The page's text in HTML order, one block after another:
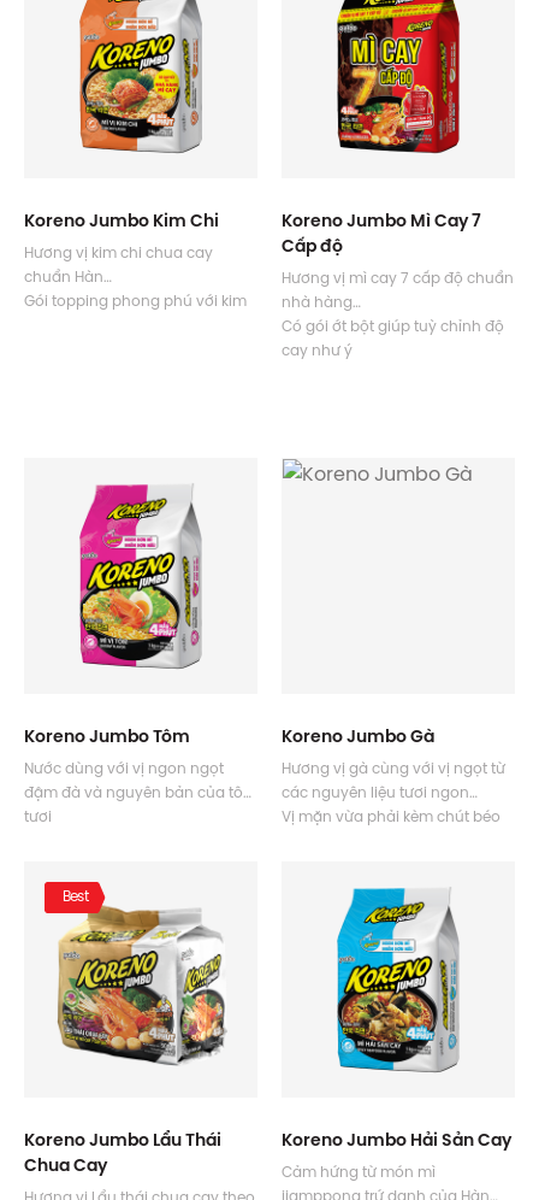
đến bùng cháy
Koreno Jumbo Kim Chi
Hương vị kim chi chua cay
chuẩn Hàn
Gói topping phong phú với kim
Koreno Jumbo Mì Cay 7
Cấp độ
Hương vị mì cay 7 cấp độ chuẩn
nhà hàng
Có gói ớt bột giúp tuỳ chỉnh độ
cay như ý
Koreno Jumbo Tôm
Nước dùng với vị ngon ngọt
đậm đà và nguyên bản của tôm
tươi
Koreno Jumbo Gà
Hương vị gà cùng với vị ngọt từ
các nguyên liệu tươi ngon
Vị mặn vừa phải kèm chút béo
Best
Koreno Jumbo Lẩu Thái
Chua Cay
Koreno Jumbo Hải Sản Cay
Cảm hứng từ món mì